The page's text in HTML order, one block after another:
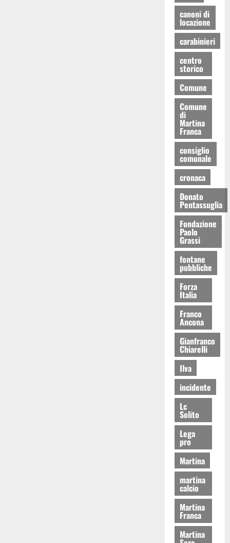
canoni di
locazione
carabinieri
centro
storico
Comune
Comune
di
Martina
Franca
consiglio
comunale
cronaca
Donato
Pentassuglia
Fondazione
Paolo
Grassi
fontane
pubbliche
Forza
Italia
Franco
Ancona
Gianfranco
Chiarelli
Ilva
incidente
Lc
Solito
Lega
pro
Martina
martina
calcio
Martina
Franca
Martina